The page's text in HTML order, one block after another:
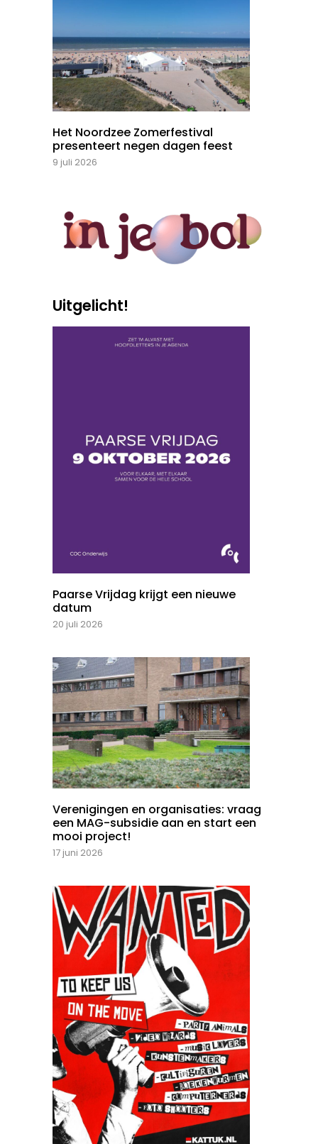
Het Noordzee Zomerfestival
presenteert negen dagen feest
9 juli 2026
Uitgelicht!
Paarse Vrijdag krijgt een nieuwe
datum
20 juli 2026
Verenigingen en organisaties: vraag
een MAG-subsidie aan en start een
mooi project!
17 juni 2026